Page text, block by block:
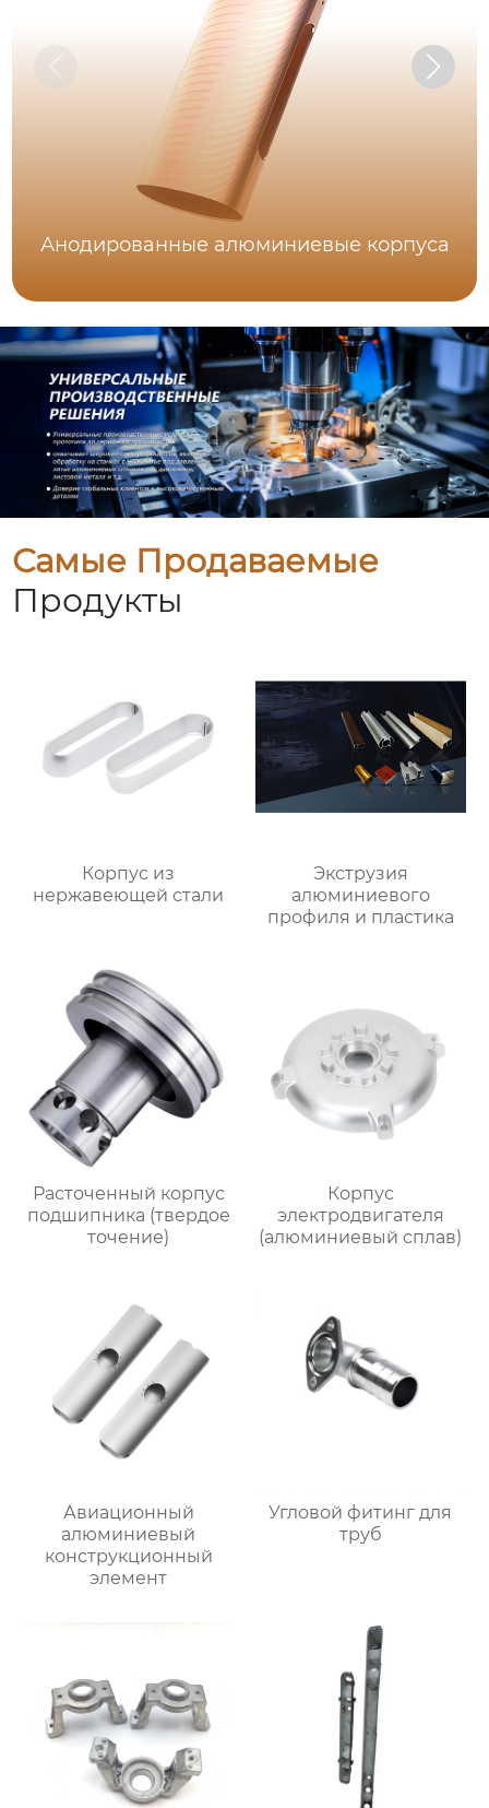
Анодированные алюминиевые корпуса
Самые Продаваемые
Продукты
Корпус из
нержавеющей стали
Экструзия
алюминиевого
профиля и пластика
Расточенный корпус
подшипника (твердое
точение)
Корпус
электродвигателя
(алюминиевый сплав)
Авиационный
алюминиевый
конструкционный
элемент
Угловой фитинг для
труб